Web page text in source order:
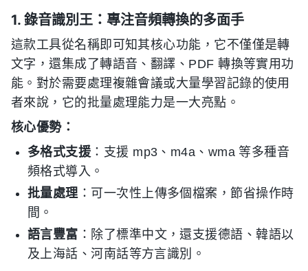
1. 錄音識別王：專注音頻轉換的多面手
這款工具從名稱即可知其核心功能，它不僅僅是轉
文字，還集成了轉語音、翻譯、PDF 轉換等實用功
能。對於需要處理複雜會議或大量學習記錄的使用
者來說，它的批量處理能力是一大亮點。
核心優勢：
多格式支援 ：支援 mp3、m4a、wma 等多種音
頻格式導入。
批量處理：可一次性上傳多個檔案，節省操作時
間。
語言豐富 ：除了標準中文，還支援德語、韓語以
及上海話、河南話等方言識別。